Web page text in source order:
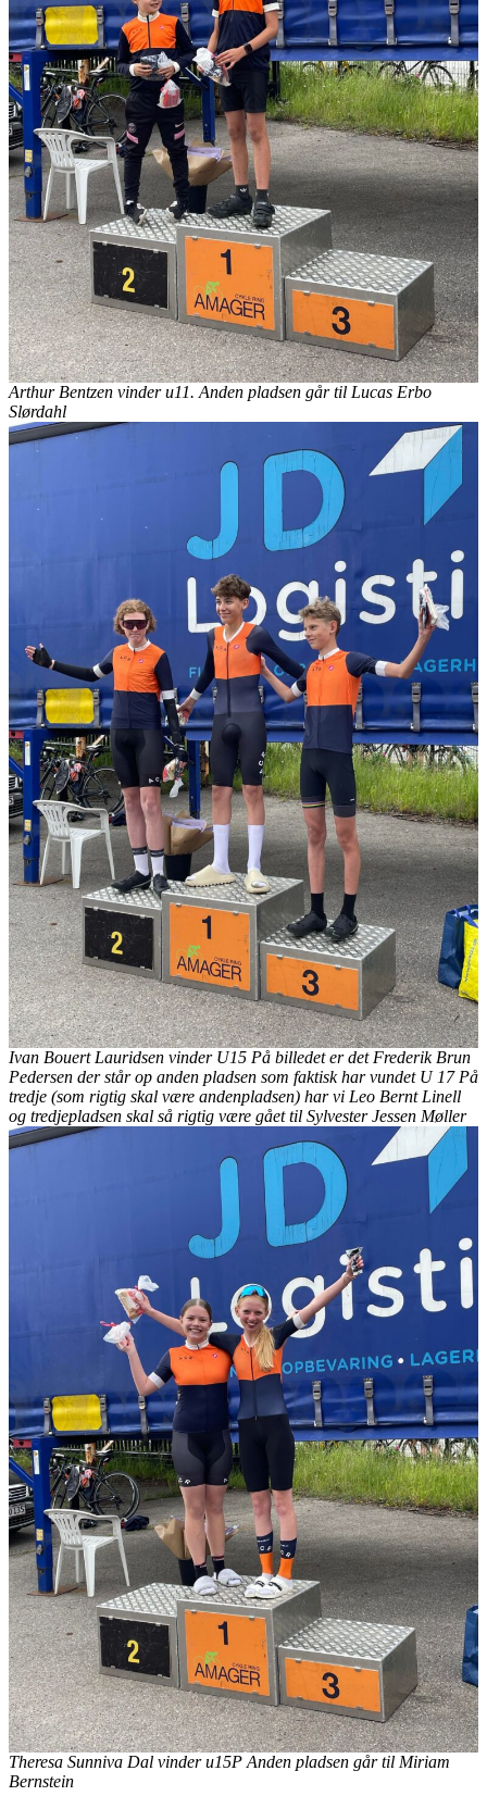
Arthur Bentzen vinder u11. Anden pladsen går til Lucas Erbo
Slørdahl
Ivan Bouert Lauridsen vinder U15 På billedet er det Frederik Brun
Pedersen der står op anden pladsen som faktisk har vundet U 17 På
tredje (som rigtig skal være andenpladsen) har vi Leo Bernt Linell
og tredjepladsen skal så rigtig være gået til Sylvester Jessen Møller
Theresa Sunniva Dal vinder u15P Anden pladsen går til Miriam
Bernstein